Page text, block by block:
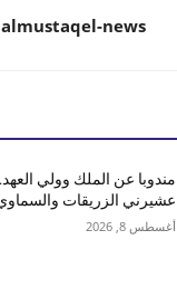
almustaqel-news
مندوبا عن الملك وولي
عشيرني الزريقات
أغسطس 8, 2026